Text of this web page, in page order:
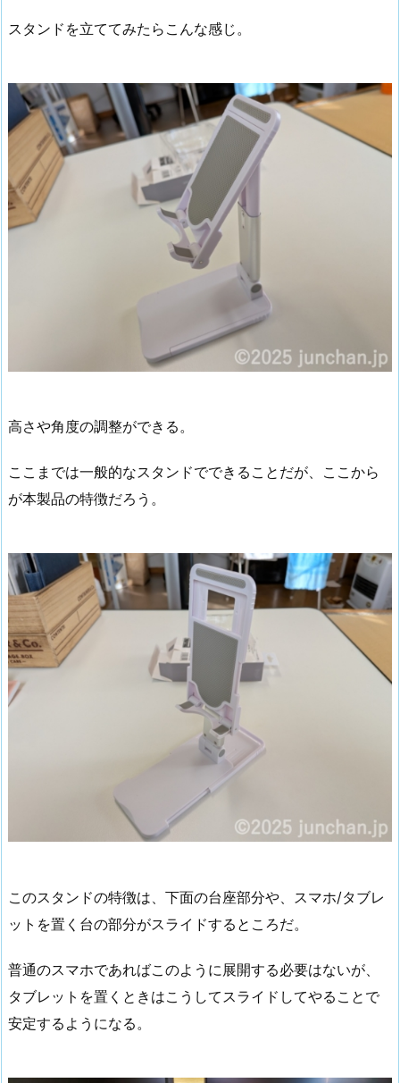
スタンドを立ててみたらこんな感じ。
高さや角度の調整ができる。
ここまでは一般的なスタンドでできることだが、ここから
が本製品の特徴だろう。
このスタンドの特徴は、下面の台座部分や、スマホ/タブレ
ットを置く台の部分がスライドするところだ。
普通のスマホであればこのように展開する必要はないが、
タブレットを置くときはこうしてスライドしてやることで
安定するようになる。